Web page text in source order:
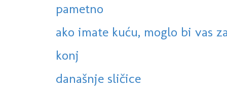
pametno
ako imate kuću, moglo bi vas
konj
današnje sličice